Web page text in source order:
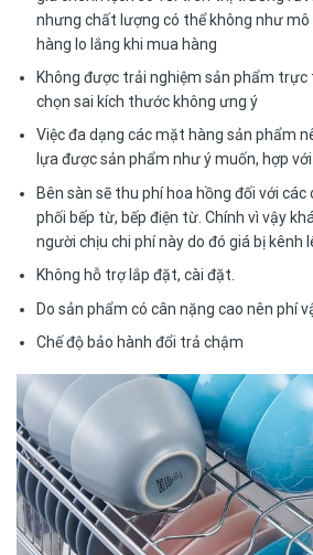
nhưng chất lượng có thể không như
hàng lo lắng khi mua hàng
Không được trải nghiệm sản phẩm trực
chọn sai kích thước không ưng ý
Việc đa dạng các mặt hàng sản phẩm
lựa được sản phẩm như ý muốn, hợp
Bên sàn sẽ thu phí hoa hồng đối với
phối bếp từ, bếp điện từ. Chính vì vậy
người chịu chi phí này do đó giá bị kênh
Không hỗ trợ lắp đặt, cài đặt.
Do sản phẩm có cân nặng cao nên phí
Chế độ bảo hành đổi trả chậm